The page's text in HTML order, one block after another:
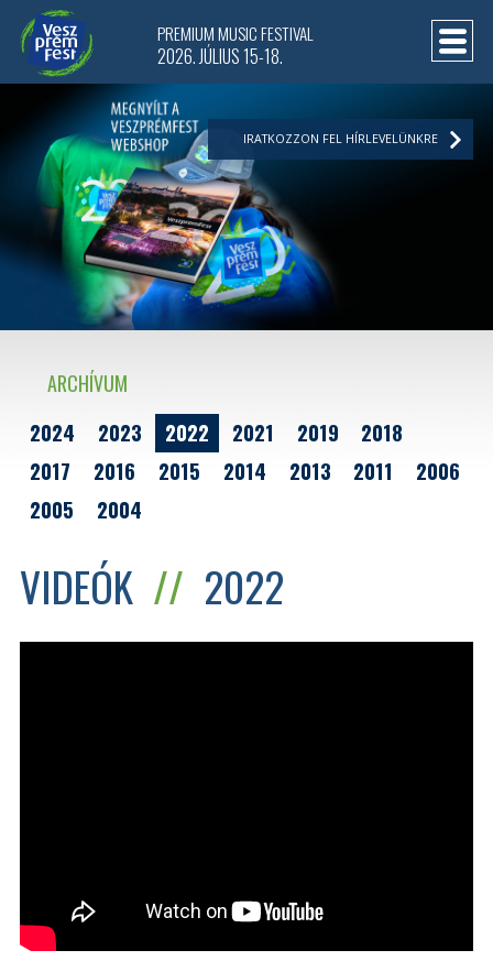
VIDEÓK // 2022
ARCHÍVUM
2024 2023 2022 2021 2019
2018
2017
2016 2015 2014 2013 2011
2006
2005
2004
PREMIUM MUSIC FESTIVAL
2026. JÚLIUS 15-18.
IRATKOZZON FEL HÍRLEVELÜNKRE